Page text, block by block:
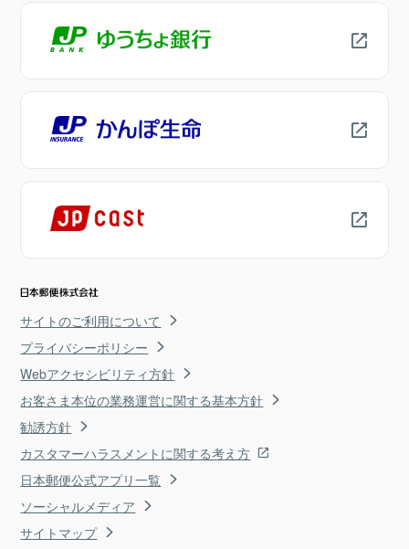
サイトのご利用について
プライバシーポリシー
Webアクセシビリティ方針
お客さま本位の業務運営に関する基本方針
勧誘方針
カスタマーハラスメントに関する考え方
日本郵便公式アプリ一覧
ソーシャルメディア
サイトマップ